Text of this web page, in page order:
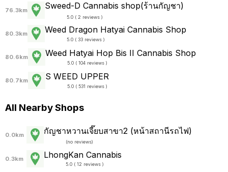
76.3km Sweed-D Cannabis shop(ร้านกัญชา)
5.0 ( 2 reviews )
80.3km Weed Dragon Hatyai Cannabis Shop
5.0 ( 33 reviews )
80.6km Weed Hatyai Hop Bis II Cannabis Shop
5.0 ( 104 reviews )
80.7km S WEED UPPER
5.0 ( 531 reviews )
All Nearby Shops
0.0km กัญชาหวานเจี๊ยบสาขา2 (หน้าสถานีรถไฟ)
(no reviews)
0.3km LhongKan Cannabis
5.0 ( 12 reviews )